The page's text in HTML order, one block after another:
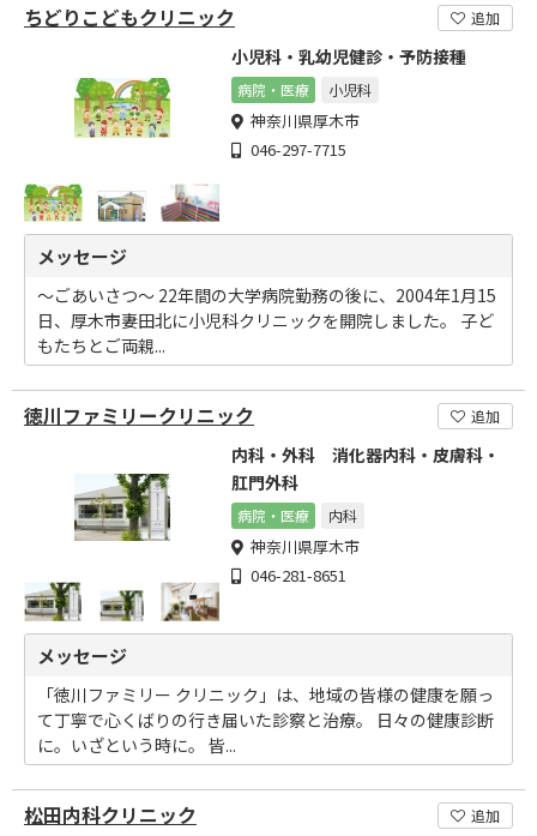
ちどりこどもクリニック 追加
小児科・乳幼児健診・予防接種
病院・医療 小児科
神奈川県厚木市
046-297-7715
メッセージ
～ごあいさつ～ 22年間の大学病院勤務の後に、2004年1月15
日、厚木市妻田北に小児科クリニックを開院しました。 子ど
もたちとご両親...
徳川ファミリークリニック 追加
内科・外科 消化器内科・皮膚科・
肛門外科
病院・医療 内科
神奈川県厚木市
046-281-8651
メッセージ
「徳川ファミリー クリニック」は、地域の皆様の健康を願っ
て丁寧で心くばりの行き届いた診察と治療。 日々の健康診断
に。いざという時に。 皆...
松田内科クリニック 追加